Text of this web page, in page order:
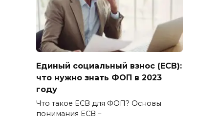
Единый социальный взнос (ЕСВ):
что нужно знать ФОП в 2023
году
Что такое ЕСВ для ФОП? Основы
понимания ЕСВ –